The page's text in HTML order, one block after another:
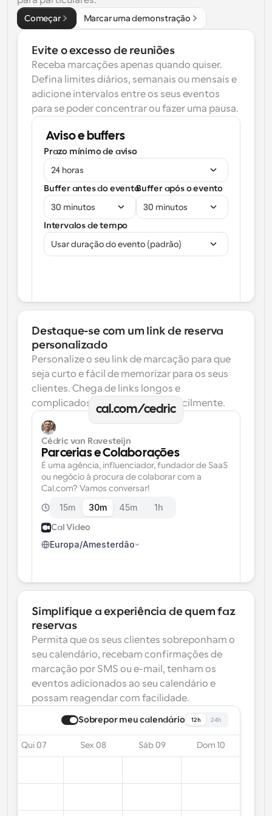
Começar Marcar uma demonstração
Evite o excesso de reuniões
Receba marcações apenas quando quiser.
Defina limites diários, semanais ou mensais e
adicione intervalos entre os seus eventos
para se poder concentrar ou fazer uma pausa.
Aviso e buffers
Prazo mínimo de aviso
24 horas
Buffer antes do evento
30 minutos
Buffer após o evento
30 minutos
Intervalos de tempo
Usar duração do evento (padrão)
Destaque-se com um link de reserva
personalizado
Personalize o seu link de marcação para que
seja curto e fácil de memorizar para os seus
clientes. Chega de links longos e
complicados que se esquecem facilmente.
cal.com/cedric
Cédric van Ravesteijn
Parcerias e Colaborações
É uma agência, influenciador, fundador de SaaS
ou negócio à procura de colaborar com a
Cal.com? Vamos conversar!
15m 30m 45m 1h
Cal Video
Europa/Amesterdão
Simplifique a experiência de quem faz
reservas
Permita que os seus clientes sobreponham o
seu calendário, recebam confirmações de
marcação por SMS ou e-mail, tenham os
eventos adicionados ao seu calendário e
possam reagendar com facilidade.
Sobrepor meu calendário 12h 24h
Qui 07 Sex 08 Sáb 09 Dom 10